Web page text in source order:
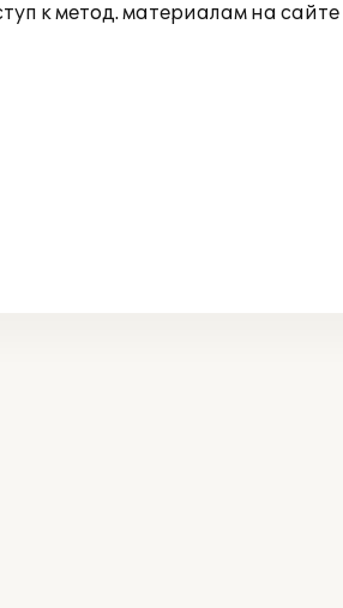
к метод. материалам на